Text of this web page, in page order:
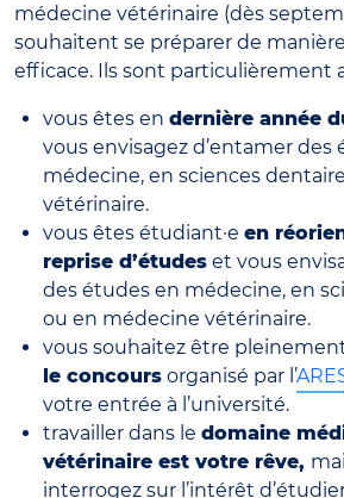
médecine vétérinaire (dès
souhaitent se préparer de
efficace. Ils sont particulièrement
vous êtes en dernière année
vous envisagez d’entamer des
médecine, en sciences
vétérinaire.
vous êtes étudiant·e en
reprise d’études et vous
des études en médecine, en
ou en médecine vétérinaire.
vous souhaitez être
le concours organisé par l’
votre entrée à l’université.
travailler dans le domaine
vétérinaire est votre rêve,
interrogez sur l’intérêt